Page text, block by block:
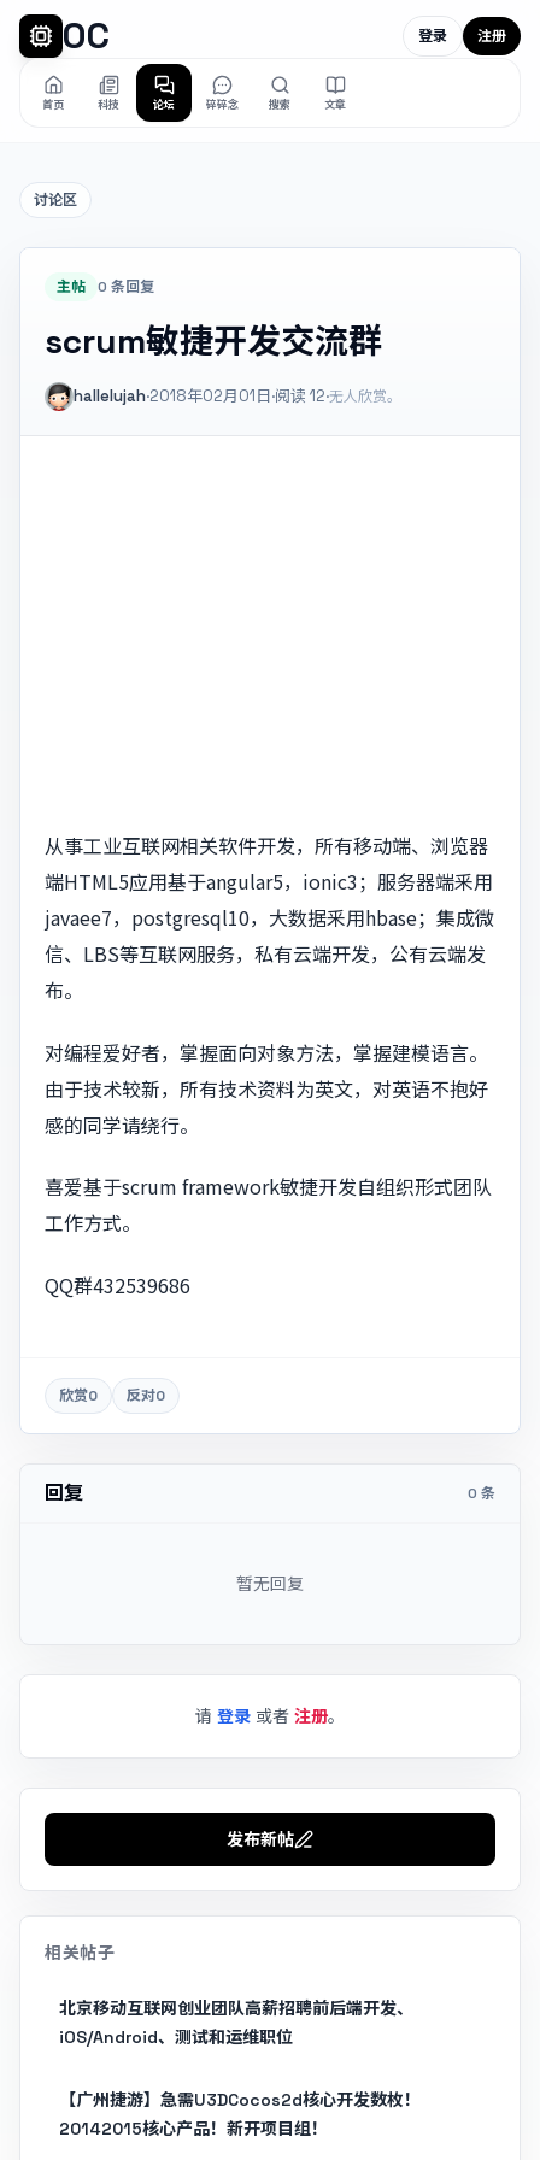
OC
首页 科技 论坛 碎碎念 搜索 文章
登录 注册
讨论区
主帖 0 条回复
scrum敏捷开发交流群
hallelujah·2018年02月01日·阅读 12·无人欣赏。
从事工业互联网相关软件开发，所有移动端、浏览器
端HTML5应用基于angular5，ionic3；服务器端釆用
javaee7，postgresql10，大数据釆用hbase；集成微
信、LBS等互联网服务，私有云端开发，公有云端发
布。
对编程爱好者，掌握面向对象方法，掌握建模语言。
由于技术较新，所有技术资料为英文，对英语不抱好
感的同学请绕行。
喜爱基于scrum framework敏捷开发自组织形式团队
工作方式。
QQ群432539686
欣赏0 反对0
回复 0 条
暂无回复
请 登录 或者 注册。
发布新帖
相关帖子
北京移动互联网创业团队高薪招聘前后端开发、
iOS/Android、测试和运维职位
【广州捷游】急需U3DCocos2d核心开发数枚！
20142015核心产品！新开项目组！